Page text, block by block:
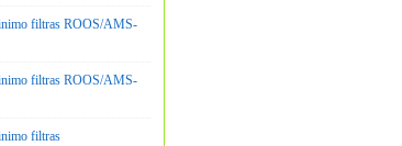
filtras ROOS/AMS-
filtras ROOS/AMS-
filtras